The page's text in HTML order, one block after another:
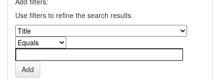
Use filters to refine the search results.